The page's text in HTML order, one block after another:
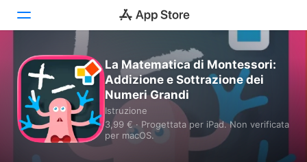
Oggi
Giochi
App
Arcade
La Matematica di Montessori:
Addizione e Sottrazione dei
Numeri Grandi
Istruzione
3,99 € · Progettata per iPad. Non verificata
per macOS.